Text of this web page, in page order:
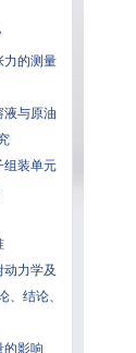
力的测量
液与原油
组装单元
力学及
论、
的影响